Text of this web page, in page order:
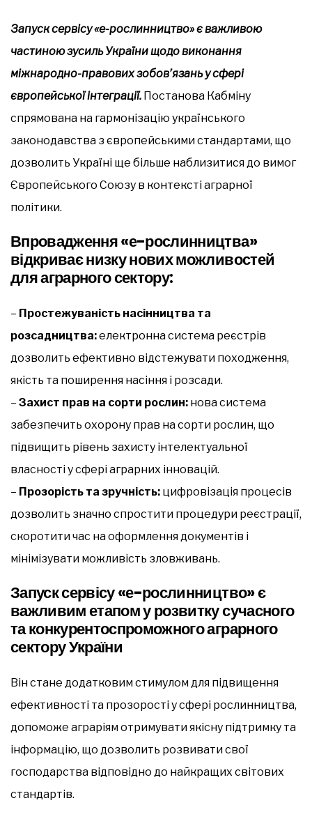
Запуск сервісу «е-рослинництво» є важливою
частиною зусиль України щодо виконання
міжнародно-правових зобов’язань у сфері
європейської інтеграції. Постанова Кабміну
спрямована на гармонізацію українського
законодавства з європейськими стандартами, що
дозволить Україні ще більше наблизитися до вимог
Європейського Союзу в контексті аграрної
політики.
Впровадження «е-рослинництва»
відкриває низку нових можливостей
для аграрного сектору:
– Простежуваність насінництва та
розсадництва:електронна система реєстрів
дозволить ефективно відстежувати походження,
якість та поширення насіння і розсади.
– Захист прав на сорти рослин: нова система
забезпечить охорону прав на сорти рослин, що
підвищить рівень захисту інтелектуальної
власності у сфері аграрних інновацій.
– Прозорість та зручність: цифровізація процесів
дозволить значно спростити процедури реєстрації,
скоротити час на оформлення документів і
мінімізувати можливість зловживань.
Запуск сервісу «е-рослинництво» є
важливим етапом у розвитку сучасного
та конкурентоспроможного аграрного
сектору України
Він стане додатковим стимулом для підвищення
ефективності та прозорості у сфері рослинництва,
допоможе аграріям отримувати якісну підтримку та
інформацію, що дозволить розвивати свої
господарства відповідно до найкращих світових
стандартів.